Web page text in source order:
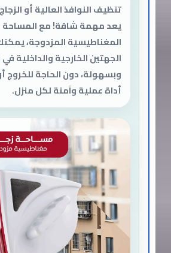
تنظيف النوافذ العالية أو
يعد مهمة شاقة! مع المساحة
المغناطيسية المزدوجة،
الجهتين الخارجية والداخلية
وبسهولة، دون الحاجة للخروج
أداة عملية وآمنة لكل منزل.